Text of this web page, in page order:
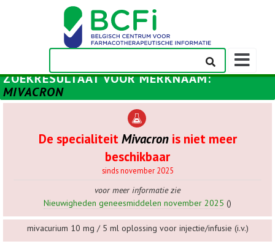
ZOEKRESULTAAT VOORMERKNAAM:
MIVACRON
De specialiteitMivacronis niet meer
beschikbaar
sinds november 2025
voor meer informatie zie
Nieuwigheden geneesmiddelen november 2025 ()
mivacurium 10 mg / 5 ml oplossing voor injectie/infusie (i.v.)